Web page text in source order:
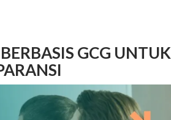
GCG UNTUK